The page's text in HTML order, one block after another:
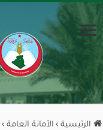
الرئيسية › الأمانة العامة ›